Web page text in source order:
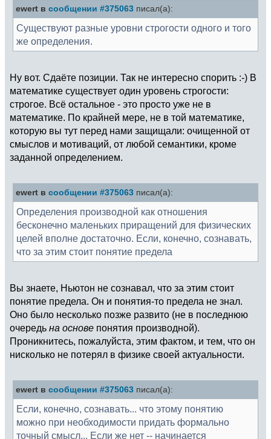
ewert в сообщении #375063 писал(а):
Существуют разные уровни строгости одного и того
же определения.
Ну вот. Сдаёте позиции. Так не интересно спорить :-) В
математике существует один уровень строгости:
строгое. Всё остальное - это просто уже не в
математике. По крайней мере, не в той математике,
которую вы тут перед нами защищали: очищенной от
смыслов и мотиваций, от любой семантики, кроме
заданной определением.
ewert в сообщении #375063 писал(а):
Определения производной как отношения
бесконечно маленьких приращений для физических
целей вполне достаточно. Если, конечно, сознавать,
что за этим стоит понятие предела
Вы знаете, Ньютон не сознавал, что за этим стоит
понятие предела. Он и понятия-то предела не знал.
Оно было несколько позже развито (не в последнюю
очередь на основе понятия производной).
Проникнитесь, пожалуйста, этим фактом, и тем, что он
нисколько не потерял в физике своей актуальности.
ewert в сообщении #375063 писал(а):
Если, конечно, сознавать... что этому понятию
можно при необходимости придать формально
точный смысл... Если же нет -- начинается